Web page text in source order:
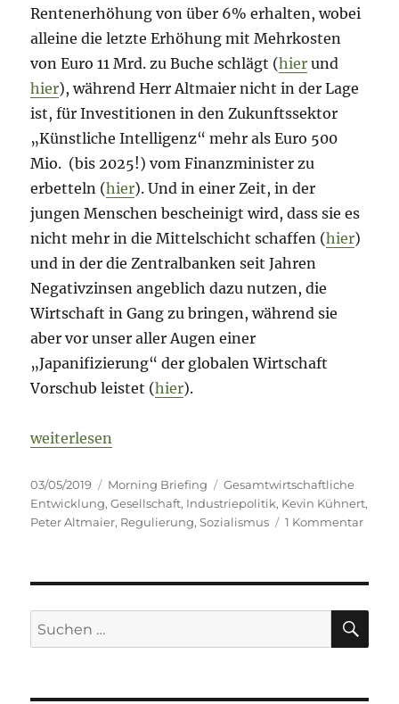
Rentenerhöhung von über 6% erhalten, wobei
alleine die letzte Erhöhung mit Mehrkosten
von Euro 11 Mrd. zu Buche schlägt (hier und
hier), während Herr Altmaier nicht in der Lage
ist, für Investitionen in den Zukunftssektor
„Künstliche Intelligenz“ mehr als Euro 500
Mio. (bis 2025!) vom Finanzminister zu
erbetteln (hier). Und in einer Zeit, in der
jungen Menschen bescheinigt wird, dass sie es
nicht mehr in die Mittelschicht schaffen (hier)
und in der die Zentralbanken seit Jahren
Negativzinsen angeblich dazu nutzen, die
Wirtschaft in Gang zu bringen, während sie
aber vor unser aller Augen einer
„Japanifizierung“ der globalen Wirtschaft
Vorschub leistet (hier).
„Morning Briefing – 3. Mai 2019 – Regulierung //
weiterlesen
Veröffentlicht
am
03/05/2019 Kategorien
Morning Briefing Schlagwörter
Gesamtwirtschaftliche
Entwicklung,Gesellschaft, Industriepolitik, Kevin Kühnert,
Peter Altmaier, Regulierung,Sozialismus 1 Kommentarzu
Mai
–
Suche
nach: